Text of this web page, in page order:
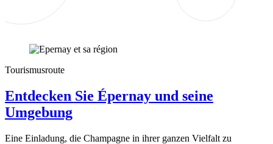
Tourismusroute
Entdecken Sie Épernay und seine
Umgebung
Eine Einladung, die Champagne in ihrer ganzen Vielfalt zu